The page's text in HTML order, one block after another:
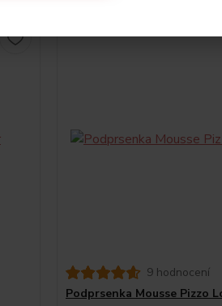
9 hodnocení
Podprsenka Mousse Pizzo